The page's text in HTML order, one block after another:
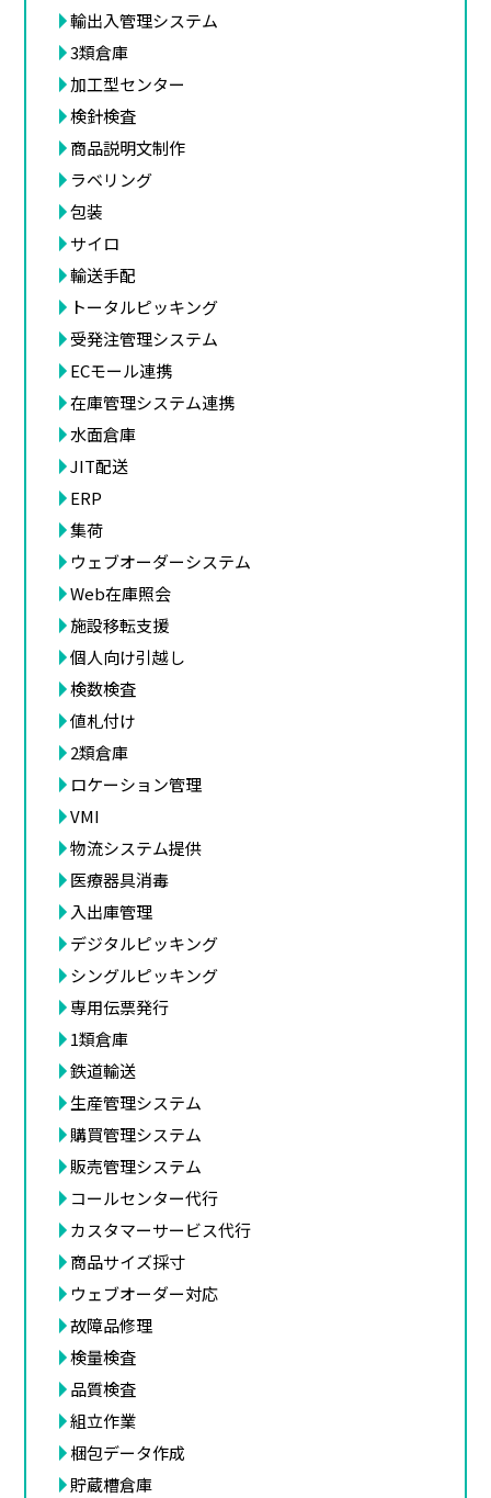
輸出入管理システム
3類倉庫
加工型センター
検針検査
商品説明文制作
ラベリング
包装
サイロ
輸送手配
トータルピッキング
受発注管理システム
ECモール連携
在庫管理システム連携
水面倉庫
JIT配送
ERP
集荷
ウェブオーダーシステム
Web在庫照会
施設移転支援
個人向け引越し
検数検査
値札付け
2類倉庫
ロケーション管理
VMI
物流システム提供
医療器具消毒
入出庫管理
デジタルピッキング
シングルピッキング
専用伝票発行
1類倉庫
鉄道輸送
生産管理システム
購買管理システム
販売管理システム
コールセンター代行
カスタマーサービス代行
商品サイズ採寸
ウェブオーダー対応
故障品修理
検量検査
品質検査
組立作業
梱包データ作成
貯蔵槽倉庫